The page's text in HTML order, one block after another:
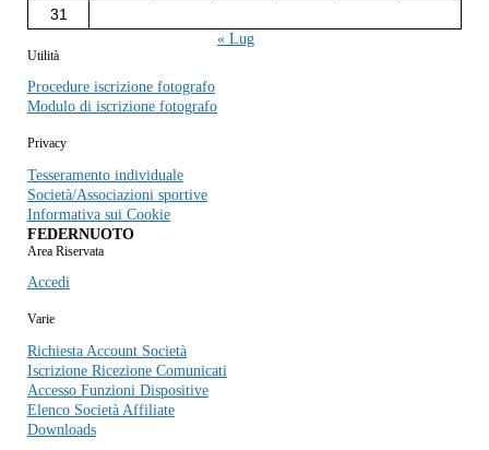
31
« Lug
Utilità
Procedure iscrizione fotografo
Modulo di iscrizione fotografo
Privacy
Tesseramento individuale
Società/Associazioni sportive
Informativa sui Cookie
FEDERNUOTO
Area Riservata
Accedi
Varie
Richiesta Account Società
Iscrizione Ricezione Comunicati
Accesso Funzioni Dispositive
Elenco Società Affiliate
Downloads